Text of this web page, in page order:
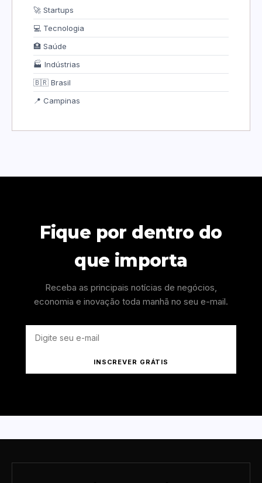
🚀 Startups
💻 Tecnologia
🏥 Saúde
🏭 Indústrias
🇧🇷 Brasil
📍 Campinas
Fique por dentro do
que importa
Receba as principais notícias de negócios,
economia e inovação toda manhã no seu e-mail.
INSCREVER GRÁTIS